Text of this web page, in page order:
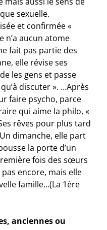
sexuelle.
et confirmée «
n’a aucun atome
fait pas partie des
elle révise ses
les gens et passe
discuter ». …Après
faire psycho, parce
qui aime la philo, «
rêves pour plus tard
dimanche, elle part
la porte d’un
fois des sœurs
encore, mais elle
famille…(La 1ère
anciennes ou